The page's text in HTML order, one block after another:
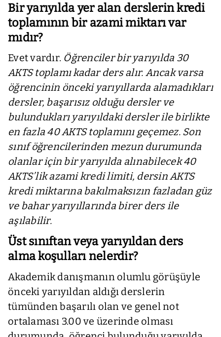
Bir yarıyılda yer alan derslerin kredi
toplamının bir azami miktarı var
mıdır?
Evet vardır. Öğrenciler bir yarıyılda 30
AKTS toplamı kadar ders alır. Ancak varsa
öğrencinin önceki yarıyıllarda alamadıkları
dersler, başarısız olduğu dersler ve
bulundukları yarıyıldaki dersler ile birlikte
en fazla 40 AKTS toplamını geçemez. Son
sınıf öğrencilerinden mezun durumunda
olanlar için bir yarıyılda alınabilecek 40
AKTS’lik azami kredi limiti, dersin AKTS
kredi miktarına bakılmaksızın fazladan güz
ve bahar yarıyıllarında birer ders ile
aşılabilir.
Üst sınıftan veya yarıyıldan ders
alma koşulları nelerdir?
Akademik danışmanın olumlu görüşüyle
önceki yarıyıldan aldığı derslerin
tümünden başarılı olan ve genel not
ortalaması 3.00 ve üzerinde olması